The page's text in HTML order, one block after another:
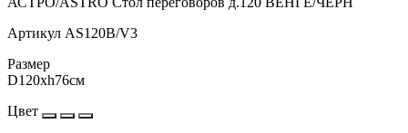
Артикул AS120B/V3
Размер
D120xh76см
Цвет